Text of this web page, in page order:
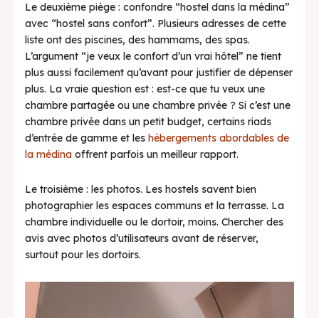
Le deuxième piège : confondre “hostel dans la médina”
avec “hostel sans confort”. Plusieurs adresses de cette
liste ont des piscines, des hammams, des spas.
L’argument “je veux le confort d’un vrai hôtel” ne tient
plus aussi facilement qu’avant pour justifier de dépenser
plus. La vraie question est : est-ce que tu veux une
chambre partagée ou une chambre privée ? Si c’est une
chambre privée dans un petit budget, certains riads
d’entrée de gamme et les hébergements abordables de
la médina offrent parfois un meilleur rapport.
Le troisième : les photos. Les hostels savent bien
photographier les espaces communs et la terrasse. La
chambre individuelle ou le dortoir, moins. Chercher des
avis avec photos d’utilisateurs avant de réserver,
surtout pour les dortoirs.